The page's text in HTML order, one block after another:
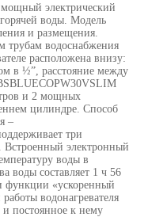
электрический
воды. Модель
и размещения.
трубам водоснабжения
расположена внизу:
в ½”, расстояние между
и 2 мощных
цилиндре. Способ
–
три
электронный
воды в
воды составляет 1 ч 56
функции «ускоренный
водонагревателя
и постоянное к нему